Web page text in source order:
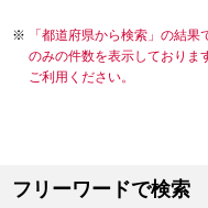
「都道府県から検索」の結
のみの件数を表示しておりま
ご利用ください。
フリーワードで検索